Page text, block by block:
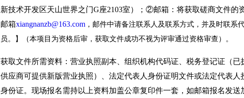
新技术开发区天山世界之门G座2103室）；②邮箱：将获取磋商文件的
邮箱xiangnanzb@163.com，邮件中请备注联系人及联系方式，并及时联系
员。】（本项目为资格后审，获取文件成功不视为评审通过资格审查）。
获取文件所需资料：营业执照副本、组织机构代码证、税务登记证（已
供应商可提供新版营业执照）、法定代表人身份证明文件或法定代表人
身份证。现场报名需持以上资料加盖公章复印件一套，如邮箱报名发送